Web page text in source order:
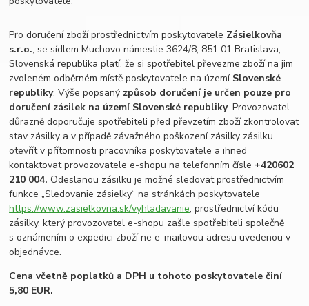
Pro doručení zboží prostřednictvím poskytovatele Zásielkovňa
s.r.o., se sídlem Muchovo námestie 3624/8, 851 01 Bratislava,
Slovenská republika platí, že si spotřebitel převezme zboží na jim
zvoleném odběrném místě poskytovatele na území Slovenské
republiky. Výše popsaný způsob doručení je určen pouze pro
doručení zásilek na území Slovenské republiky. Provozovatel
důrazně doporučuje spotřebiteli před převzetím zboží zkontrolovat
stav zásilky a v případě závažného poškození zásilky zásilku
otevřít v přítomnosti pracovníka poskytovatele a ihned
kontaktovat provozovatele e-shopu na telefonním čísle +420602
210 004.Odeslanou zásilku je možné sledovat prostřednictvím
funkce „Sledovanie zásielky“ na stránkách poskytovatele
https://www.zasielkovna.sk/vyhladavanie, prostřednictví kódu
zásilky, který provozovatel e-shopu zašle spotřebiteli společně
s oznámením o expedici zboží ne e-mailovou adresu uvedenou v
objednávce.
Cena včetně poplatků a DPH u tohoto poskytovatele činí
5,80 EUR.